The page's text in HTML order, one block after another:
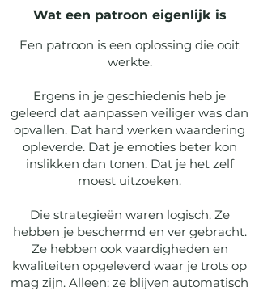
Wat een patroon eigenlijk is
Een patroon is een oplossing die ooit
werkte.
Ergens in je geschiedenis heb je
geleerd dat aanpassen veiliger was dan
opvallen. Dat hard werken waardering
opleverde. Dat je emoties beter kon
inslikken dan tonen. Dat je het zelf
moest uitzoeken.
Die strategieën waren logisch. Ze
hebben je beschermd en ver gebracht.
Ze hebben ook vaardigheden en
kwaliteiten opgeleverd waar je trots op
mag zijn. Alleen: ze blijven automatisch